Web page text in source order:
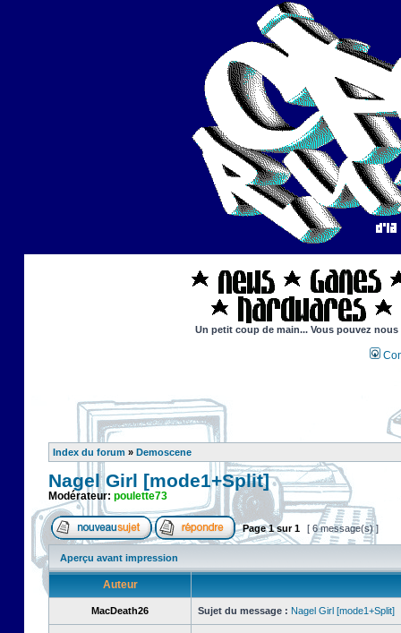
Un petit coup de main... Vous pouvez
Index du forum » Demoscene
Nagel Girl [mode1+Split]
Modérateur: poulette73
Page1sur1 [ 6 message(s) ]
Aperçu avant impression
Auteur
MacDeath26 Sujet du message : Nagel Girl [mode1+Split]